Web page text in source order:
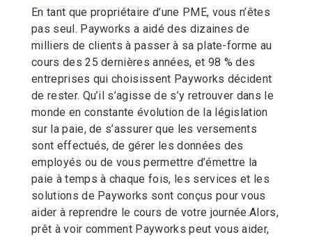
En tant que propriétaire d’une PME, vous n’êtes
pas seul. Payworks a aidé des dizaines de
milliers de clients à passer à sa plate-forme au
cours des 25 dernières années, et 98 % des
entreprises qui choisissent Payworks décident
de rester. Qu’il s’agisse de s’y retrouver dans le
monde en constante évolution de la législation
sur la paie, de s’assurer que les versements
sont effectués, de gérer les données des
employés ou de vous permettre d’émettre la
paie à temps à chaque fois, les services et les
solutions de Payworks sont conçus pour vous
aider à reprendre le cours de votre journée.Alors,
prêt à voir comment Payworks peut vous aider,